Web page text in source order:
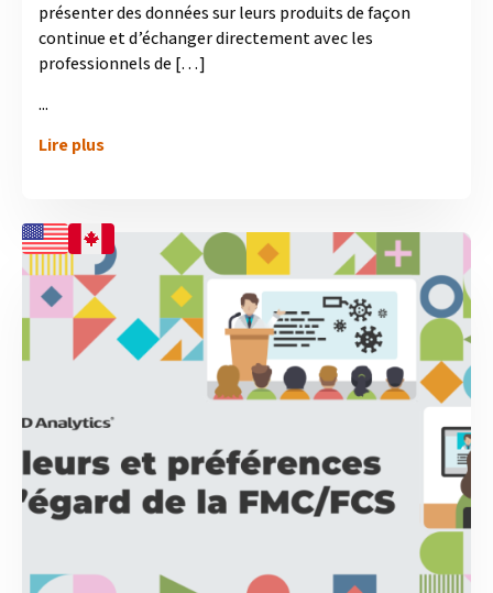
présenter des données sur leurs produits de façon
continue et d’échanger directement avec les
professionnels de […]
...
Lire plus